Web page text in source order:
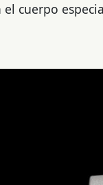
el cuerpo